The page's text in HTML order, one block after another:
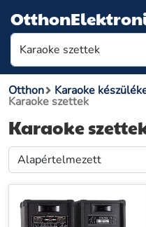
Otthon Karaoke
Karaoke szettek
Karaoke